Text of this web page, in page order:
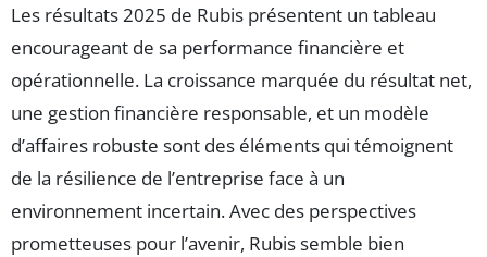
Les résultats 2025 de Rubis présentent un tableau
encourageant de sa performance financière et
opérationnelle. La croissance marquée du résultat net,
une gestion financière responsable, et un modèle
d’affaires robuste sont des éléments qui témoignent
de la résilience de l’entreprise face à un
environnement incertain. Avec des perspectives
prometteuses pour l’avenir, Rubis semble bien